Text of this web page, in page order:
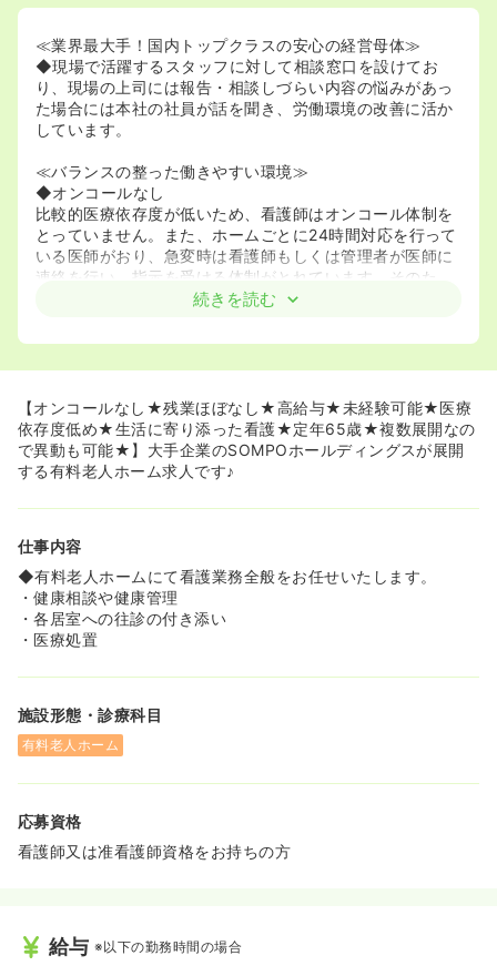
≪業界最大手！国内トップクラスの安心の経営母体≫
◆現場で活躍するスタッフに対して相談窓口を設けてお
り、現場の上司には報告・相談しづらい内容の悩みがあっ
た場合には本社の社員が話を聞き、労働環境の改善に活か
しています。
≪バランスの整った働きやすい環境≫
◆オンコールなし
比較的医療依存度が低いため、看護師はオンコール体制を
とっていません。また、ホームごとに24時間対応を行って
いる医師がおり、急変時は看護師もしくは管理者が医師に
連絡を行い、指示を受ける体制がとれています。そのた
め、入居者にとっても安心の環境となっています。
1日の業務が毎日「作業手順書」に示されており、その時間
す。作業手順書では他のスタッフの動きも把握することが
でき、互いに余裕が出来たときには助け合って業務を進め
ることが出来ます。
◆そんぽの家の看護師は入居者の生活の介助まで行うた
ます。業務を行う上では他職種との協力関係が必要になる
ため、介護士との連携を大事にしています。
◆入居金0円で入居が可能で、一人ひとりの生活やニーズ
に応えるオーダーメイドケアを大切にしています！外観は
マンションのような造りの施設が多く、入居者にくつろい
◆毎日の業務が「作業手順書」に示されているため、やる
ことが明確になっており、また入居者の医療依存度が比較
的低いため、臨床経験が浅い方でも安心して業務を行うこ
とができます！
っていく風土が出来ています。
≪ママさんナースも安心の福利厚生≫
して支給されます。そのため、ライフステージの変化に合
続きを読む
【オンコールなし★残業ほぼなし★高給与★未経験可能★医療
依存度低め★生活に寄り添った看護★定年65歳★複数展開なの
で異動も可能★】大手企業のSOMPOホールディングスが展開
する有料老人ホーム求人です♪
仕事内容
◆有料老人ホームにて看護業務全般をお任せいたします。
・健康相談や健康管理
・各居室への往診の付き添い
・医療処置
施設形態・診療科目
有料老人ホーム
応募資格
看護師又は准看護師資格をお持ちの方
給与 ※以下の勤務時間の場合